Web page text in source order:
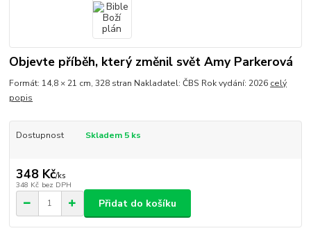
Objevte příběh, který změnil svět Amy Parkerová
Formát: 14,8 × 21 cm, 328 stran Nakladatel: ČBS Rok vydání: 2026 celý
popis
Dostupnost Skladem 5 ks
348 Kč/ks
348 Kč bez DPH
Přidat do košíku